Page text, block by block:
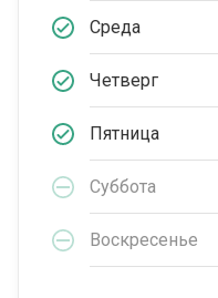
Среда
Четверг
Пятница
Суббота
Воскресенье